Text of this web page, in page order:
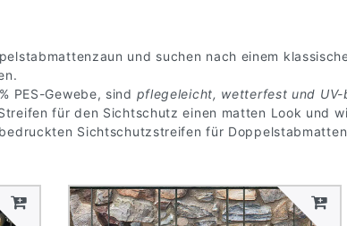
und suchen nach einem
PES-Gewebe, sind pflegeleicht, wetterfest und UV-
für den Sichtschutz einen matten Look und
Sichtschutzstreifen für